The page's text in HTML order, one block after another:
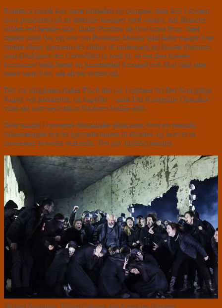
Poulencs musik kan være storladen og pompøs, men selv i scenen
hvor priorinden på sit dødsleje kæmper med ordene, når Blanche
sidder ved hendes side, finder Poulenc de lyse toner frem. Intet
mørke uden lys, og selv om Poulencs libretto ikke lader mange lyse
tanker slippe igennem det vildnis af undergang og knuste drømme,
som Dialogues des Carmélites jo reelt er, så har den franske
komponist både hjerte og kunstnerisk forstand nok til at lade sine
toner være lyse, når alt ser sortest ud.
Det var dirigenten Asher Fisch der var i spidsen for Det Kongelige
Kapel ved premieren, og kapellet – samt Det Kongelige Operakor –
viste sig som sædvanligt fra deres bedste side.
Ikke mindst i operaens dramatiske slutscener, hvor en rasende
folkemængde bryder igennem muren til klostret, og kræver at
nonnernes hoveder skal rulle. Det gav kuldegysninger.
Michael Kristensen, William Pedersen, Det Kongelige Operakor.